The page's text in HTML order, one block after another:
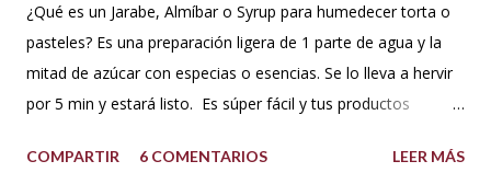
¿Qué es un Jarabe, Almíbar o Syrup para humedecer torta o
pasteles? Es una preparación ligera de 1 parte de agua y la
mitad de azúcar con especias o esencias. Se lo lleva a hervir
por 5 min y estará listo. Es súper fácil y tus productos
USOS: Siempre que hacemos una torta cubierta
COMPARTIR 6 COMENTARIOS LEER MÁS